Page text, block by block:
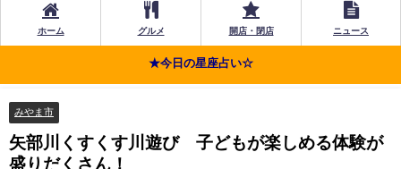
ホーム グルメ 開店・閉店 ニュース
★今日の星座占い☆
みやま市
矢部川くすくす川遊び 子どもが楽しめる体験が
盛りだくさん！